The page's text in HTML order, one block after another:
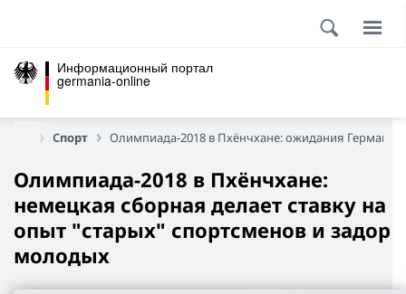
Информационный портал
germania-online
Спорт Олимпиада-2018 в Пхёнчхане: ожидания Германии
Олимпиада-2018 в Пхёнчхане:
немецкая сборная делает ставку на
опыт "старых" спортсменов и задор
молодых